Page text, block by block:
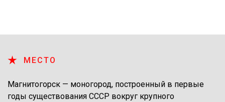
МЕСТО
Магнитогорск — ​моногород, построенный в первые
годы существования СССР вокруг крупного